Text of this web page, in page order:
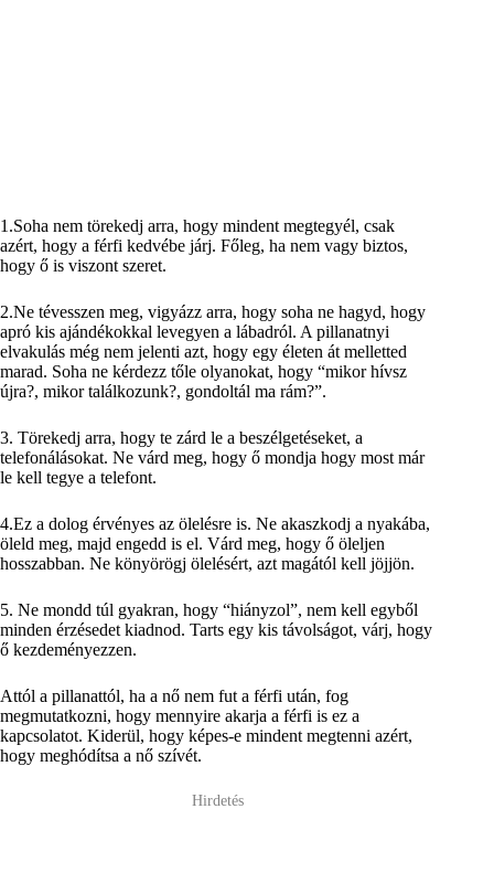
1.Soha nem törekedj arra, hogy mindent megtegyél, csak
azért, hogy a férfi kedvébe járj. Főleg, ha nem vagy biztos,
hogy ő is viszont szeret.
2.Ne tévesszen meg, vigyázz arra, hogy soha ne hagyd, hogy
apró kis ajándékokkal levegyen a lábadról. A pillanatnyi
elvakulás még nem jelenti azt, hogy egy életen át melletted
marad. Soha ne kérdezz tőle olyanokat, hogy “mikor hívsz
újra?, mikor találkozunk?, gondoltál ma rám?”.
3. Törekedj arra, hogy te zárd le a beszélgetéseket, a
telefonálásokat. Ne várd meg, hogy ő mondja hogy most már
le kell tegye a telefont.
4.Ez a dolog érvényes az ölelésre is. Ne akaszkodj a nyakába,
öleld meg, majd engedd is el. Várd meg, hogy ő öleljen
hosszabban. Ne könyörögj ölelésért, azt magától kell jöjjön.
5. Ne mondd túl gyakran, hogy “hiányzol”, nem kell egyből
minden érzésedet kiadnod. Tarts egy kis távolságot, várj, hogy
ő kezdeményezzen.
Attól a pillanattól, ha a nő nem fut a férfi után, fog
megmutatkozni, hogy mennyire akarja a férfi is ez a
kapcsolatot. Kiderül, hogy képes-e mindent megtenni azért,
hogy meghódítsa a nő szívét.
Hirdetés